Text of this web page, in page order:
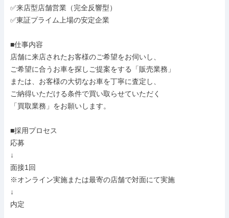
✅来店型店舗営業（完全反響型）
✅東証プライム上場の安定企業
■仕事内容
店舗に来店されたお客様のご希望をお伺いし、
ご希望に合うお車を探しご提案をする「販売業務」
または、お客様の大切なお車を丁寧に査定し、
ご納得いただける条件で買い取らせていただく
「買取業務」をお願いします。
■採用プロセス
応募
↓
面接1回
※オンライン実施または最寄の店舗で対面にて実施
↓
内定